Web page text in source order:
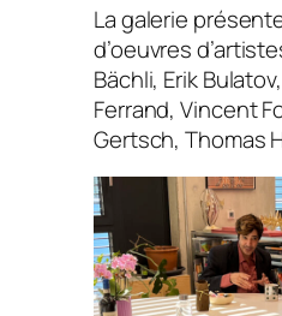
La galerie
d’oeuvres
Bächli, Erik
Ferrand, Vincent
Gertsch, Thomas